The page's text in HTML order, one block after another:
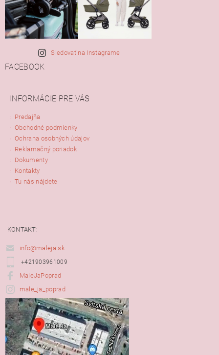
Sledovať na Instagrame
FACEBOOK
INFORMÁCIE PRE VÁS
Predajňa
Obchodné podmienky
Ochrana osobných údajov
Reklamačný poriadok
Dokumenty
Kontakty
Tu nás nájdete
KONTAKT:
info@maleja.sk
+421903961009
MaleJaPoprad
male_ja_poprad